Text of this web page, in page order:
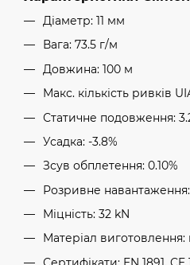
Діаметр: 11 мм
Вага: 73.5 г/м
Довжина: 100 м
Макс. кількість ривків
Статичне подовження:
Усадка: -3.8%
Зсув обплетення: 0.10%
Розривне
Міцність: 32 kN
Матеріал виготовлення: